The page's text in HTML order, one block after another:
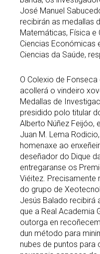
José Manuel
recibirán as medallas
Matemáticas, Física e
Ciencias Económicas
Ciencias da Saúde,
O Colexio de
acollerá o vindeiro
Medallas de
presidido polo titular
Alberto Núñez Feijóo,
Juan M. Lema
homenaxe ao
deseñador do Dique
entregaranse os
Viéitez. Precisamente
do grupo de
Jesús Balado recibirá
que a Real Academia
outorga en
dun método para
nubes de puntos para